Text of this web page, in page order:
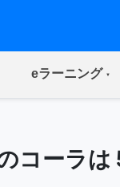
eラーニング
コーラは